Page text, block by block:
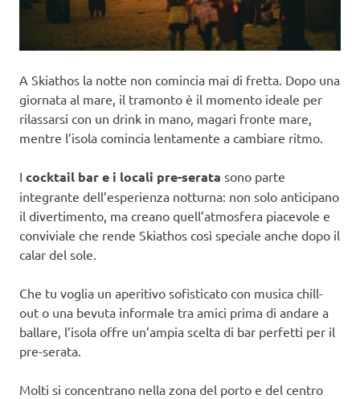
A Skiathos la notte non comincia mai di fretta. Dopo una
giornata al mare, il tramonto è il momento ideale per
rilassarsi con un drink in mano, magari fronte mare,
mentre l’isola comincia lentamente a cambiare ritmo.
I cocktail bar e i locali pre-serata sono parte
integrante dell’esperienza notturna: non solo anticipano
il divertimento, ma creano quell’atmosfera piacevole e
conviviale che rende Skiathos così speciale anche dopo il
calar del sole.
Che tu voglia un aperitivo sofisticato con musica chill-
out o una bevuta informale tra amici prima di andare a
ballare, l’isola offre un’ampia scelta di bar perfetti per il
pre-serata.
Molti si concentrano nella zona del porto e del centro